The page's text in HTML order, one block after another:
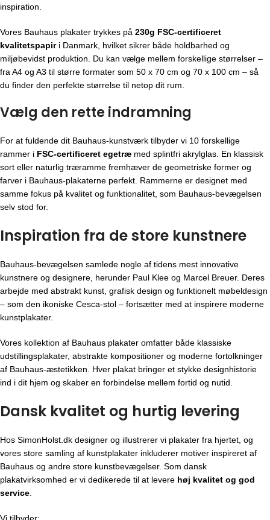
inspiration.
Vores Bauhaus plakater trykkes på 230g FSC-certificeret
kvalitetspapiri Danmark, hvilket sikrer både holdbarhed og
miljøbevidst produktion. Du kan vælge mellem forskellige størrelser –
fra A4 og A3 til større formater som 50 x 70 cm og 70 x 100 cm – så
du finder den perfekte størrelse til netop dit rum.
Vælg den rette indramning
For at fuldende dit Bauhaus-kunstværk tilbyder vi 10 forskellige
rammer i FSC-certificeret egetræ med splintfri akrylglas. En klassisk
sort eller naturlig træramme fremhæver de geometriske former og
farver i Bauhaus-plakaterne perfekt. Rammerne er designet med
samme fokus på kvalitet og funktionalitet, som Bauhaus-bevægelsen
selv stod for.
Inspiration fra de store kunstnere
Bauhaus-bevægelsen samlede nogle af tidens mest innovative
kunstnere og designere, herunder Paul Klee og Marcel Breuer. Deres
arbejde med abstrakt kunst, grafisk design og funktionelt møbeldesign
– som den ikoniske Cesca-stol – fortsætter med at inspirere moderne
kunstplakater.
Vores kollektion af Bauhaus plakater omfatter både klassiske
udstillingsplakater, abstrakte kompositioner og moderne fortolkninger
af Bauhaus-æstetikken. Hver plakat bringer et stykke designhistorie
ind i dit hjem og skaber en forbindelse mellem fortid og nutid.
Dansk kvalitet og hurtig levering
Hos SimonHolst.dk designer og illustrerer vi plakater fra hjertet, og
vores store samling af kunstplakater inkluderer motiver inspireret af
Bauhaus og andre store kunstbevægelser. Som dansk
plakatvirksomhed er vi dedikerede til at levere høj kvalitet og god
service